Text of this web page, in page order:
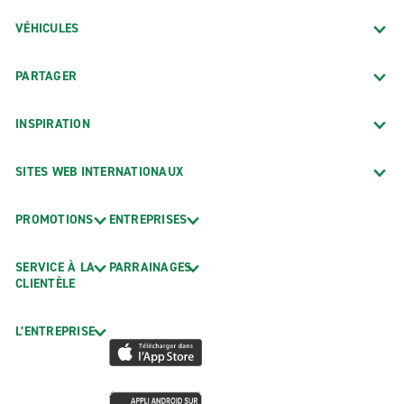
VÉHICULES
PARTAGER
INSPIRATION
SITES WEB INTERNATIONAUX
PROMOTIONS
SERVICE À LA
CLIENTÈLE
L’ENTREPRISE
ENTREPRISES
PARRAINAGES